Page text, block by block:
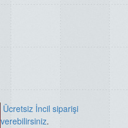
Ücretsiz İncil siparişi
verebilirsiniz.